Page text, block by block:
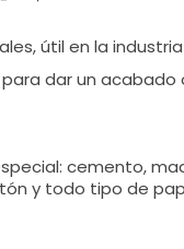
útil en la
dar un
cemento,
y todo tipo de